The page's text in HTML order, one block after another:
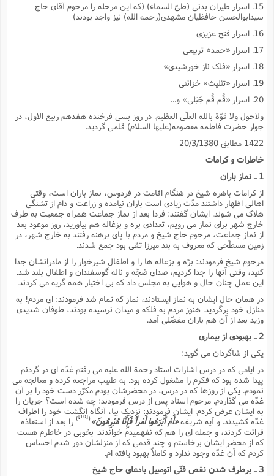
15. اسرار طیران بدنى (طىّ السماء) (که این مرحله را مرحوم آقاى حاج
سیدابوالحسن حافظیان مشهدى(رحمه الله) نیز واجد بودند)
16. اسرار فتح عزیزى
17. اسرار «حمد» تربیعى
18. اسرار «فلک ناز خورشیدى»
19. اسرار «تثلیث» خزائنى
20. اسرار «قُم قُم جَبَلى» و...
ولاحول ولا قوّة بالله العلّى العظیم. در روز بسى فرخنده هفدهم ربیع الاول، در
جوار حضرت فاطمه معصومه(علیها السلام) قلمى گردید.
1422 مطابق 20/3/1380
خاطرات و کرامات
1 ـ نماز باران
از کرامات باهره شیخ در هنگام اقامت در فردوس، نماز باران است، وقتى
اهالى اظهار داشتند مدّت زیادى است باران نیامده و زراعت و دام از تشنگى
هلاک مى شوند. ایشان گفتند: فردا بعد از نماز جماعت همراه جمعیت به طرف
خارج شهر براى نماز مى رویم، تعدادى بره و بزغاله هم بیاورید، روز موعود بعد
از نماز جماعت، مرحوم حاج شیخ و مردم با پاى برهنه رفتند به خارج شهر، در
زمین مسطّحى که معروف به بند میرزا تقى بود جمع شدند.
مرحوم شیخ فرمودند: برّه و بزغاله ها را و اطفال شیرخوار را از مادرانشان جدا
کنید، وقتى آنها را جدا کردیم، صداى ضجّه و ناله گوسفندان و اطفال بلند شد.
این عمل چنان حال و هوایى به مجلس داد که بى اختیار همه گریه مى کردند.
در همان حال ایشان به نماز ایستادند، نماز که تمام شد فرمودند: اى مردم! به
منازل خود برگردید. هنوز مردم به فلکه و میدان نرسیده بودند، طوفان شدیدى
وزید بعد از آن هم باران مفصّلى آمد.
2 ـ بهبودى از بیمارى
یکى از شاگردان مى گوید:
در ایامى که در درس اشارات استاد رحمة الله علیه مى رفتم غدّه اى در گردنم
پیدا شده بود که فکرم را مشغول کرده بود. به طبیب مراجعه کرده و معالجه مى
نمودم. یکى از روزها که در درس، در محضرشان بودم مکرّر دست خود را بر آن
غدّه مى گذاردم. مرحوم استاد پس از درس فرمودند: چه شده است؟ جریان را
به ایشان عرض کردم. ایشان فرمودند: نزدیک بیا، آنگاه انگشت خود را اطراف
غدّه کشیدند. و آیه شریفه«أَمْ أَبْرَمُوا أَمْراً فَإِنَّا مُبْرِمُونَ»(
[10]
)را بعد از استعاذه
قرائت کردند، و جمله اى را هم که نفهمیدم خواندند. بخوبى در خاطرم هست
که از محضر ایشان برخاستم و چند قدمى که از منزلشان دور شدم احساس
کردم که آن غدّه وجود ندارد و کاملاً بهبود یافته ام.
3 ـ برطرف شدن نقص فنّى اتومبیل بادعاى حاج شیخ